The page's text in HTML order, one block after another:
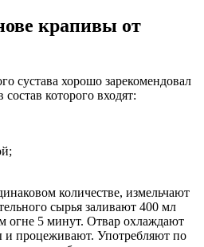
крапивы от
сустава хорошо зарекомендовал
которого входят:
количестве, измельчают
сырья заливают 400 мл
огне 5 минут. Отвар охлаждают
и процеживают. Употребляют по